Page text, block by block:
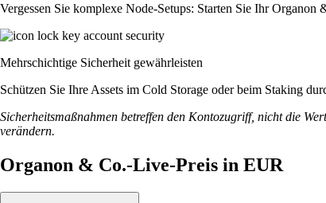
Vergessen Sie komplexe Node-Setups: Starten Sie Ihr
Mehrschichtige Sicherheit gewährleisten
Schützen Sie Ihre Assets im Cold Storage oder beim Staking
Sicherheitsmaßnahmen betreffen den Kontozugriff, nicht die
verändern.
Organon & Co.-Live-Preis in EUR